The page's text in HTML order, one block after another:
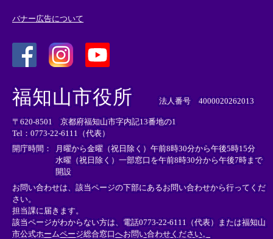
バナー広告について
外
部
リ
ン
ク
＞
外
リ
ン
ク
＞
外
部
ン
ク
＞
福知山市役所 法人番号 4000020262013
〒620-8501 京都府福知山市字内記13番地の1
Tel：0773-22-6111（代表）
開庁時間：
月曜から金曜（祝日除く）午前8時30分から午後5時15分
水曜（祝日除く）一部窓口を午前8時30分から午後7時まで
開設
お問い合わせは、該当ページの下部にあるお問い合わせから行ってくだ
さい。
担当課に届きます。
該当ページがわからない方は、電話0773-22-6111（代表）または福知山
市公式ホームページ総合窓口へお問い合わせください。